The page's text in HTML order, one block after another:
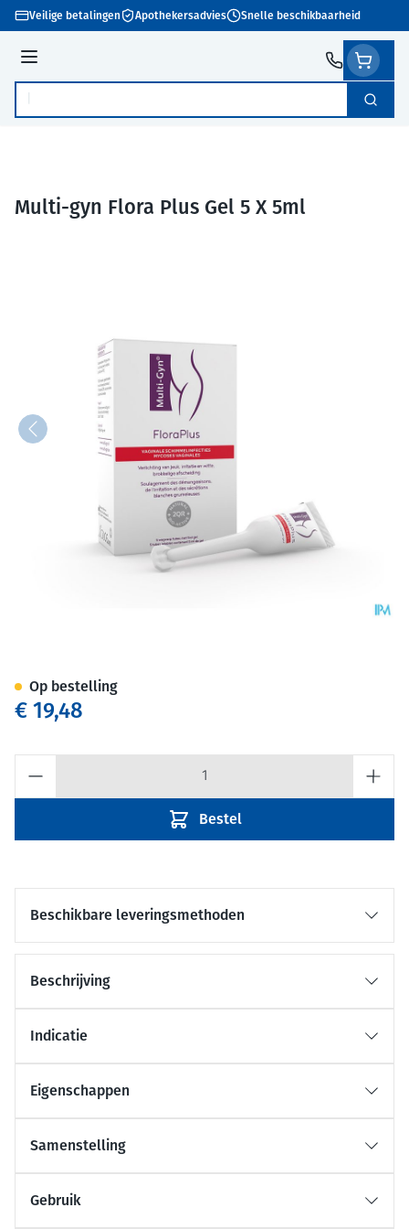
Ga naar de inhoud
Veilige betalingen Apothekersadvies Snelle beschikbaarheid
Menu
Product, merk, categorie... Zoek
Multi-gyn Flora Plus Gel 5 X 5ml
€ 19,48
Bestel
Op bestelling
Beschikbare leveringsmethoden
Beschrijving
Indicatie
Eigenschappen
Samenstelling
Gebruik